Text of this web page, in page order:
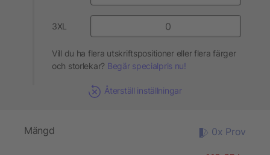
3XL
Vill du ha flera utskriftspositioner eller flera färger
och storlekar? Begär specialpris nu!
Återställ inställningar
Mängd 0x Prov